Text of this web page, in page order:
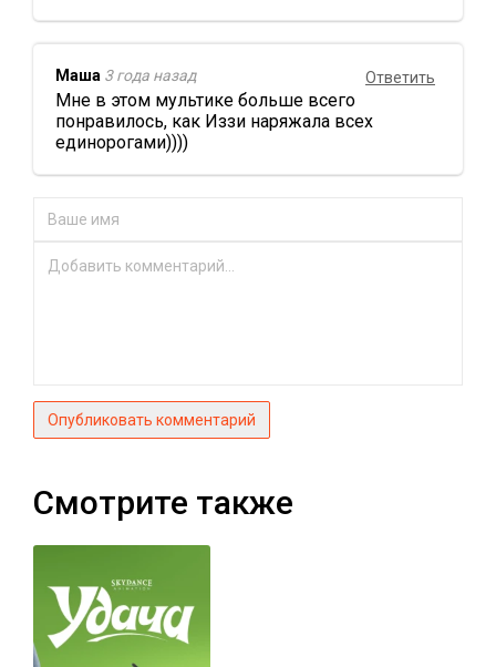
Ответить
Маша 3 года назад
Мне в этом мультике больше всего
понравилось, как Иззи наряжала всех
единорогами))))
Опубликовать комментарий
Смотрите также